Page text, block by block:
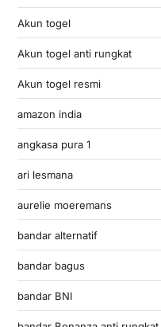
Akun togel
Akun togel anti rungkat
Akun togel resmi
amazon india
angkasa pura 1
ari lesmana
aurelie moeremans
bandar alternatif
bandar bagus
bandar BNI